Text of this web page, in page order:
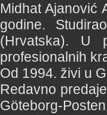
Midhat Ajanović
godine.
(Hrvatska). U
profesionalnih
Od 1994. živi u
Redavno
Göteborg-